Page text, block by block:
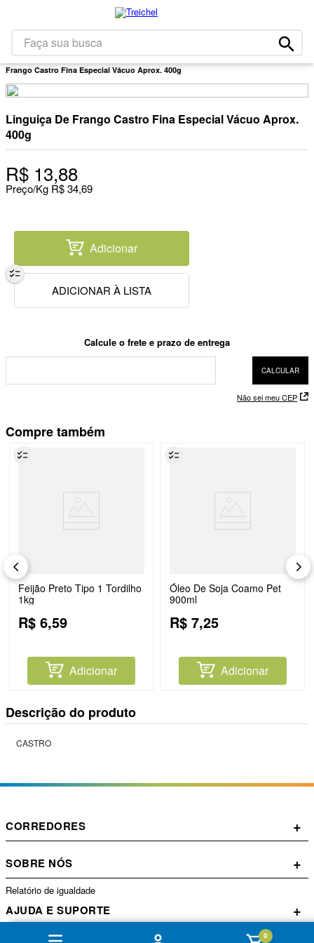
Faça sua busca
0
Linguiça De
Frango Castro Fina Especial Vácuo Aprox. 400g
Linguiça De Frango Castro Fina Especial Vácuo Aprox.
400g
R$ 13,88
Preço/Kg R$34,69
Adicionar
Não sei meu CEP
Compre também
Feijão Preto Tipo 1 Tordilho
1kg
R$ 6,59
Adicionar
Óleo De Soja Coamo Pet
900ml
R$ 7,25
Adicionar
Descrição do produto
CASTRO
CORREDORES +
SOBRE NÓS +
Relatório de igualdade
AJUDA E SUPORTE +
2º leite
3º papel higiênico
4º
6º queijo
7º chocolate
8º massa